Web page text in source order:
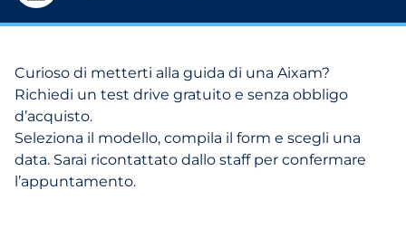
Curioso di metterti alla guida di una Aixam?
Richiedi un test drive gratuito e senza obbligo
d’acquisto.
Seleziona il modello, compila il form e scegli una
data. Sarai ricontattato dallo staff per confermare
l’appuntamento.